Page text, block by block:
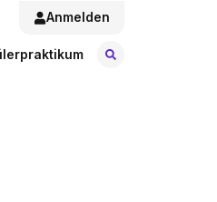
Anmelden